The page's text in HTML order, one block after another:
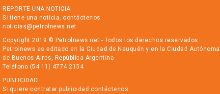
REPORTE UNA NOTICIA
Si tiene una noticia, contáctenos
noticias@petrolnews.net
Copyright 2019 © Petrolnews.net - Todos los derechos reservados
Petrolnews es editado en la Ciudad de Neuquén y en la Ciudad Autónoma
de Buenos Aires, República Argentina
Teléfono (54 11) 4774 2154
PUBLICIDAD
Si quiere contratar publicidad contáctenos